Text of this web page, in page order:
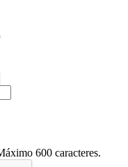
600 caracteres.